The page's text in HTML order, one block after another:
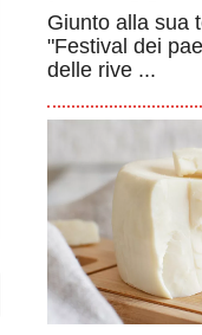
Giunto alla sua
"Festival dei
delle rive ...